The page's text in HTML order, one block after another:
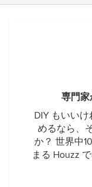
専門
DIY もいい
めるなら、
か？ 世界中
まる Houzz